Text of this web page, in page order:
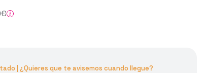
€
| ¿Quieres que te avisemos cuando llegue?